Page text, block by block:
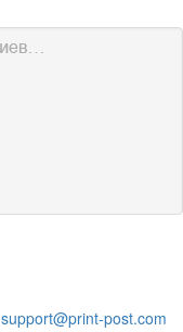
support@print-post.com